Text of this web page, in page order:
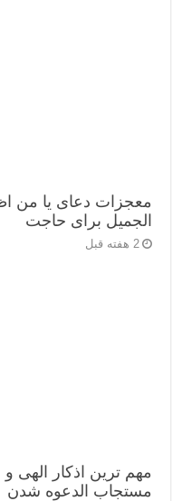
معجزات دعای یا من
الجمیل برای حاجت
2 هفته قبل
مهم ترین اذکار
مستجاب الدعوه شدن